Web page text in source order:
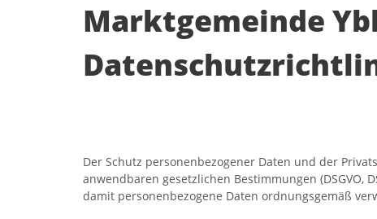
Marktgemeinde
Der Schutz personenbezogener Daten und der
anwendbaren gesetzlichen Bestimmungen
damit personenbezogene Daten ordnungsgemäß